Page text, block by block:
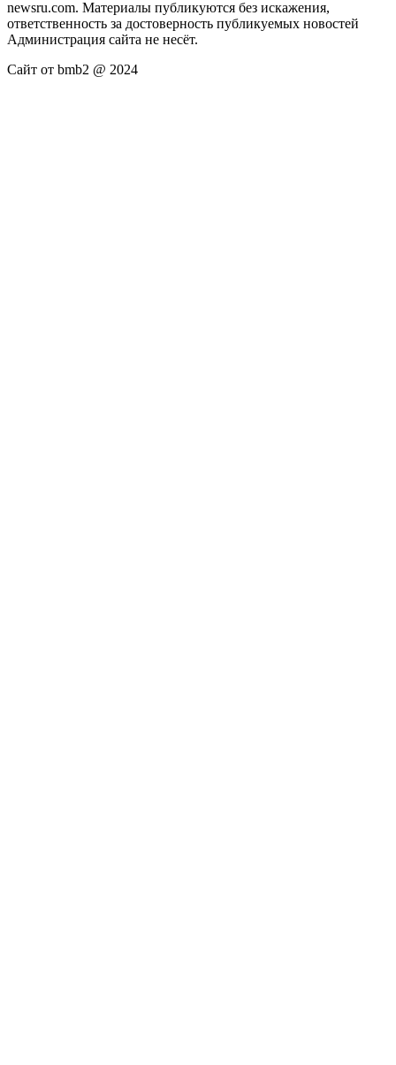
newsru.com. Материалы публикуются без искажения,
ответственность за достоверность публикуемых новостей
Администрация сайта не несёт.
Сайт от bmb2 @ 2024